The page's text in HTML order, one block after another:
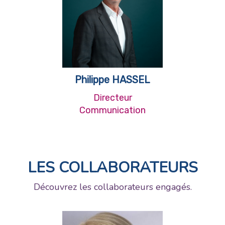
Philippe HASSEL
Directeur
Communication
LES COLLABORATEURS
Découvrez les collaborateurs engagés.